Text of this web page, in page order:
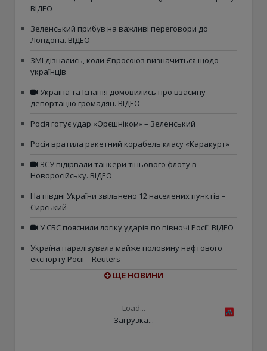
ВІДЕО
Зеленський прибув на важливі переговори до
Лондона. ВІДЕО
ЗМІ дізнались, коли Євросоюз визначиться щодо
українців
Україна та Іспанія домовились про взаємну
депортацію громадян. ВІДЕО
Росія готує удар «Орєшніком» – Зеленський
Росія вратила ракетний корабель класу «Каракурт»
ЗСУ підірвали танкери тіньового флоту в
Новоросійську. ВІДЕО
На півдні України звільнено 12 населених пунктів –
Сирський
У СБС пояснили логіку ударів по півночі Росії. ВІДЕО
Україна паралізувала майже половину нафтового
експорту Росії – Reuters
ЩЕ НОВИНИ
Load...
Загрузка...